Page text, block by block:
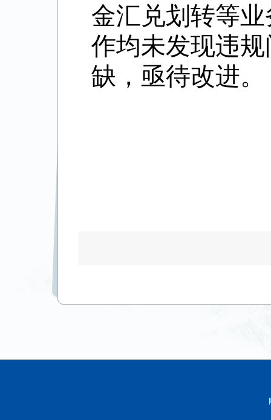
金汇兑划转等
作均未发现违
缺，亟待改进。